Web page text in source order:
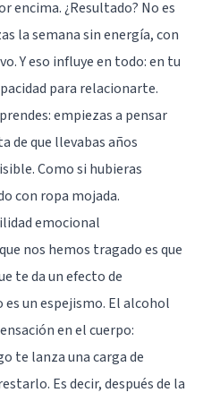
encima. ¿Resultado? No es
la semana sin energía, con
Y eso influye en todo: en tu
para relacionarte.
empiezas a pensar
de que llevabas años
Como si hubieras
con ropa mojada.
emocional
nos hemos tragado es que
te da un efecto de
un espejismo. El alcohol
en el cuerpo:
te lanza una carga de
Es decir, después de la